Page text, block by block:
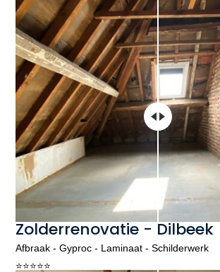
Zolderrenovatie - Dilbeek
Afbraak - Gyproc - Laminaat - Schilderwerk
⭐️⭐️⭐️⭐️⭐️